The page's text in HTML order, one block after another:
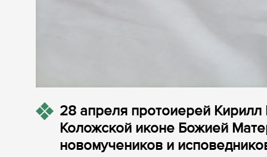
28 апреля протоиерей
Коложской иконе Божией
новомучеников и